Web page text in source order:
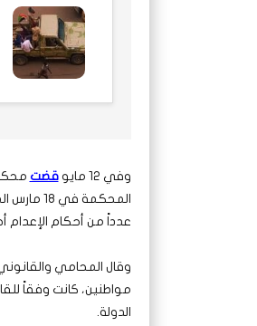
وفي 12 مايو قضت
عدداً من أحكام
وقال المحامي
الدولة.